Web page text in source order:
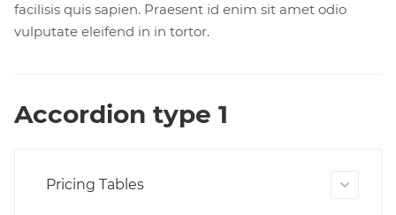
facilisis quis sapien. Praesent id enim sit amet odio
vulputate eleifend in in tortor.
Accordion type 1
Pricing Tables